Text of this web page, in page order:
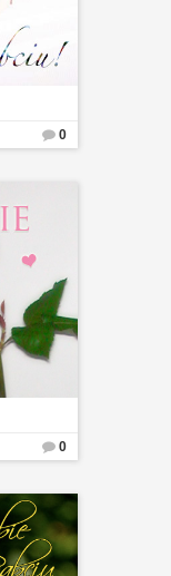
0
0